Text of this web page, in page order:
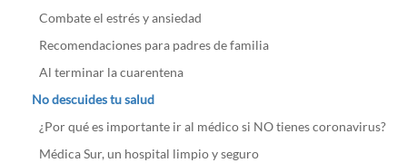
Combate el estrés y ansiedad
Recomendaciones para padres de familia
Al terminar la cuarentena
No descuides tu salud
¿Por qué es importante ir al médico si NO tienes coronavirus?
Médica Sur, un hospital limpio y seguro